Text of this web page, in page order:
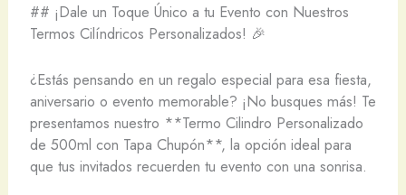
## ¡Dale un Toque Único a tu Evento con Nuestros
Termos Cilíndricos Personalizados! 🎉
¿Estás pensando en un regalo especial para esa fiesta,
aniversario o evento memorable? ¡No busques más! Te
presentamos nuestro **Termo Cilindro Personalizado
de 500ml con Tapa Chupón**, la opción ideal para
que tus invitados recuerden tu evento con una sonrisa.